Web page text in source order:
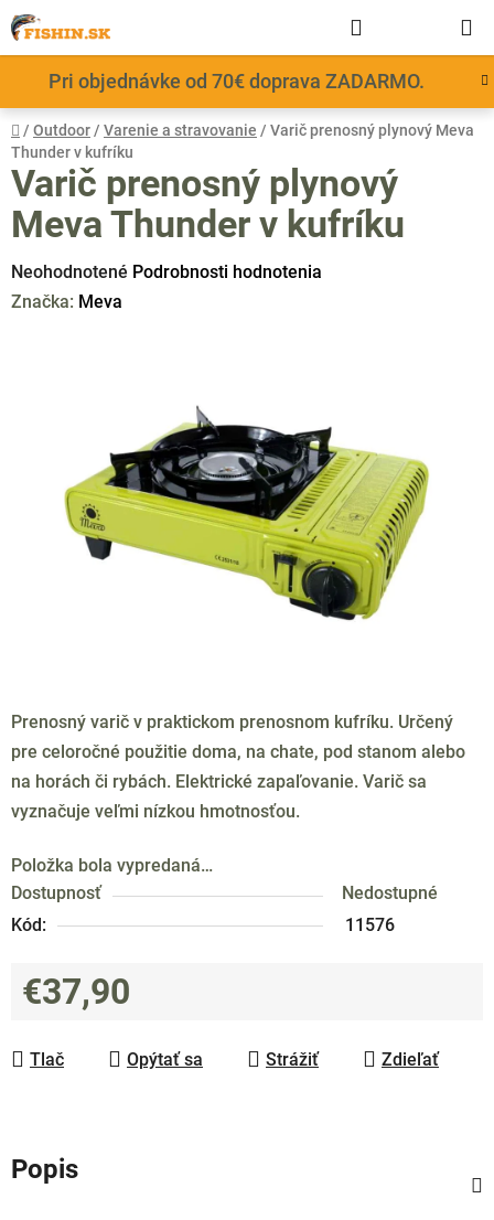
Prejsť
na
obsah
Pri objednávke od 70€ doprava ZADARMO.
KOŠÍK
Domov
/ Outdoor / Varenie a stravovanie / Varič prenosný plynový Meva
Thunder v kufríku
Prenosný varič v praktickom prenosnom kufríku. Určený
pre celoročné použitie doma, na chate, pod stanom alebo
na horách či rybách. Elektrické zapaľovanie. Varič sa
vyznačuje veľmi nízkou hmotnosťou.
Položka bola vypredaná…
Dostupnosť
Nedostupné
Kód:
11576
€37,90
Tlač
Opýtať sa Strážiť Zdieľať
Varič prenosný plynový
Meva Thunder v kufríku
Priemerné
hodnotenie
hviezdičiek.
Neohodnotené Podrobnosti hodnotenia
Značka: Meva
Popis